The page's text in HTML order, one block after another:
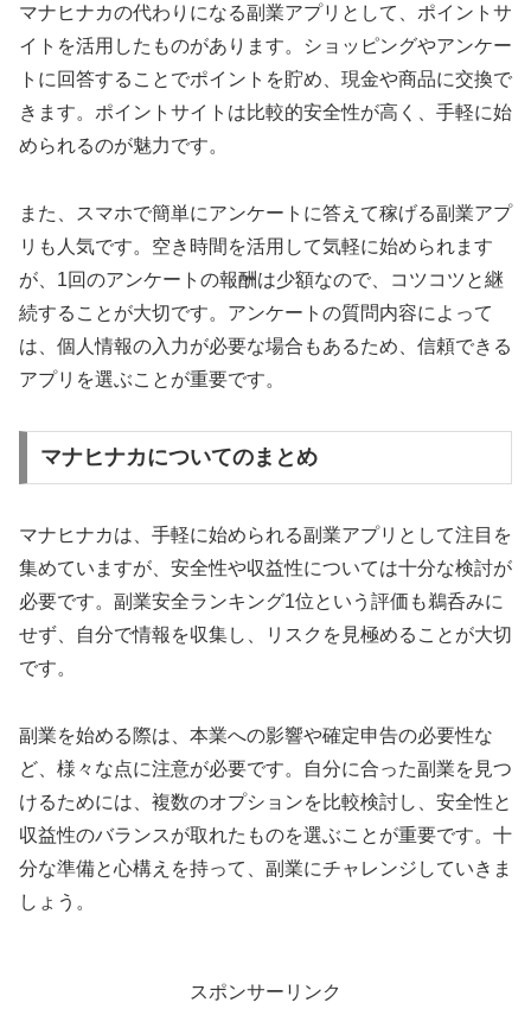
マナヒナカの代わりになる副業アプリとして、ポイントサ
イトを活用したものがあります。ショッピングやアンケー
トに回答することでポイントを貯め、現金や商品に交換で
きます。ポイントサイトは比較的安全性が高く、手軽に始
められるのが魅力です。
また、スマホで簡単にアンケートに答えて稼げる副業アプ
リも人気です。空き時間を活用して気軽に始められます
が、1回のアンケートの報酬は少額なので、コツコツと継
続することが大切です。アンケートの質問内容によって
は、個人情報の入力が必要な場合もあるため、信頼できる
アプリを選ぶことが重要です。
マナヒナカについてのまとめ
マナヒナカは、手軽に始められる副業アプリとして注目を
集めていますが、安全性や収益性については十分な検討が
必要です。副業安全ランキング1位という評価も鵜呑みに
せず、自分で情報を収集し、リスクを見極めることが大切
です。
副業を始める際は、本業への影響や確定申告の必要性な
ど、様々な点に注意が必要です。自分に合った副業を見つ
けるためには、複数のオプションを比較検討し、安全性と
収益性のバランスが取れたものを選ぶことが重要です。十
分な準備と心構えを持って、副業にチャレンジしていきま
しょう。
スポンサーリンク